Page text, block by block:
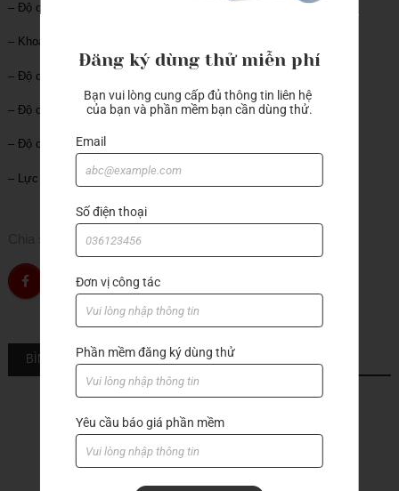
– Độ chia: 0.01mm
– Khoảng đo: 5mm
– Độ chính xác toàn bộ: 12μm
– Độ chính xác 1/10 vòng: 5μm
– Độ chính xác 1 vòng: 10μm
– Lực đo: 2.5 N
BÌNH LUẬN
Sản phẩm khác
Đăng ký dùng thử miễn phí
Bạn vui lòng cung cấp đủ thông tin liên hệ
của bạn và phần mềm bạn cần dùng thử.
Email
Số điện thoại
Đơn vị công tác
Phần mềm đăng ký dùng thử
Yêu cầu báo giá phần mềm